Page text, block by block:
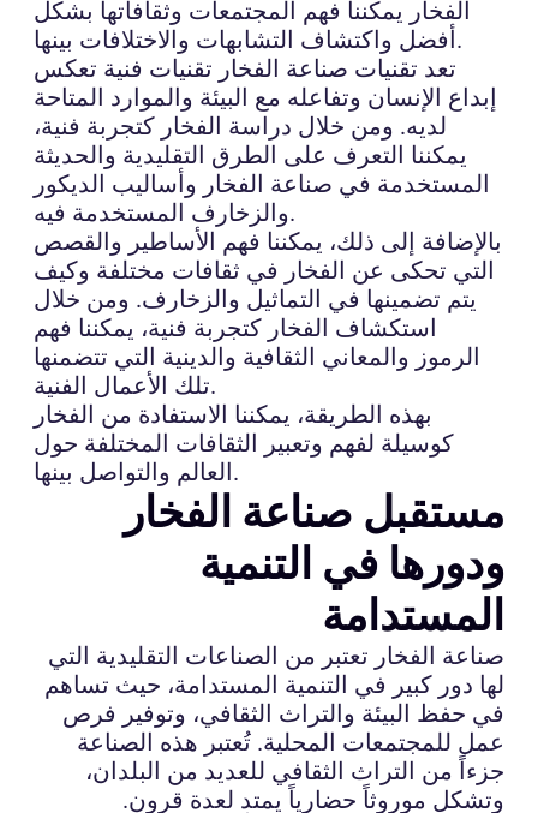
الفخار يمكننا فهم المجتمعات وثقافاتها بشكل
أفضل واكتشاف التشابهات والاختلافات بينها.
تعد تقنيات صناعة الفخار تقنيات فنية تعكس
إبداع الإنسان وتفاعله مع البيئة والموارد المتاحة
لديه. ومن خلال دراسة الفخار كتجربة فنية،
يمكننا التعرف على الطرق التقليدية والحديثة
المستخدمة في صناعة الفخار وأساليب الديكور
والزخارف المستخدمة فيه.
بالإضافة إلى ذلك، يمكننا فهم الأساطير والقصص
التي تحكى عن الفخار في ثقافات مختلفة وكيف
يتم تضمينها في التماثيل والزخارف. ومن خلال
استكشاف الفخار كتجربة فنية، يمكننا فهم
الرموز والمعاني الثقافية والدينية التي تتضمنها
تلك الأعمال الفنية.
بهذه الطريقة، يمكننا الاستفادة من الفخار
كوسيلة لفهم وتعبير الثقافات المختلفة حول
العالم والتواصل بينها.
مستقبل صناعة الفخار
ودورها في التنمية
المستدامة
صناعة الفخار تعتبر من الصناعات التقليدية التي
لها دور كبير في التنمية المستدامة، حيث تساهم
في حفظ البيئة والتراث الثقافي، وتوفير فرص
عمل للمجتمعات المحلية. تُعتبر هذه الصناعة
جزءاً من التراث الثقافي للعديد من البلدان،
وتشكل موروثاً حضارياً يمتد لعدة قرون.